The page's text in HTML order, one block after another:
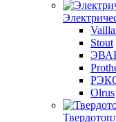
Stout
Olrus